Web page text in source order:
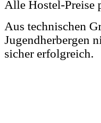
Alle Hostel-Preise
Aus technischen
Jugendherbergen
sicher erfolgreich.